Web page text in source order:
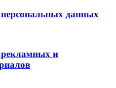
данных
рекламных и